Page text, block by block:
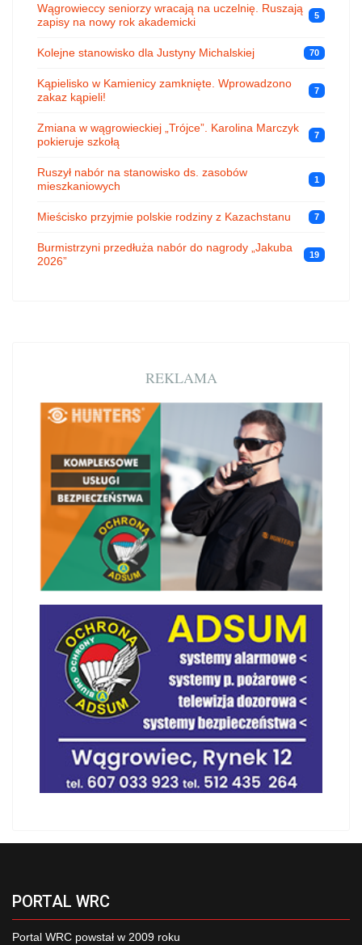
Wągrowieccy seniorzy wracają na uczelnię. Ruszają
zapisy na nowy rok akademicki
5
Kolejne stanowisko dla Justyny Michalskiej 70
Kąpielisko w Kamienicy zamknięte. Wprowadzono
zakaz kąpieli!
7
Zmiana w wągrowieckiej „Trójce”. Karolina Marczyk
pokieruje szkołą
7
Ruszył nabór na stanowisko ds. zasobów
mieszkaniowych
1
Mieścisko przyjmie polskie rodziny z Kazachstanu 7
Burmistrzyni przedłuża nabór do nagrody „Jakuba
2026”
19
REKLAMA
PORTAL WRC
Portal WRC powstał w 2009 roku